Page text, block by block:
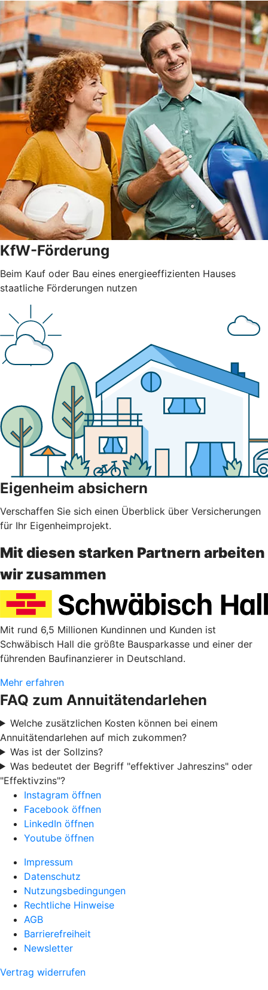
KfW-Förderung
Beim Kauf oder Bau eines energieeffizienten Hauses
staatliche Förderungen nutzen
Eigenheim absichern
Verschaffen Sie sich einen Überblick über Versicherungen
für Ihr Eigenheimprojekt.
Mit diesen starken Partnern arbeiten
wir zusammen
Mit rund 6,5 Millionen Kundinnen und Kunden ist
Schwäbisch Hall die größte Bausparkasse und einer der
führenden Baufinanzierer in Deutschland.
Mehr erfahren
FAQ zum Annuitätendarlehen
Welche zusätzlichen Kosten können bei einem
Annuitätendarlehen auf mich zukommen?
Was ist der Sollzins?
Was bedeutet der Begriff "effektiver Jahreszins" oder
"Effektivzins"?
Instagram öffnen
Facebook öffnen
LinkedIn öffnen
Youtube öffnen
Impressum
Datenschutz
Nutzungsbedingungen
Rechtliche Hinweise
AGB
Barrierefreiheit
Newsletter
Vertrag widerrufen